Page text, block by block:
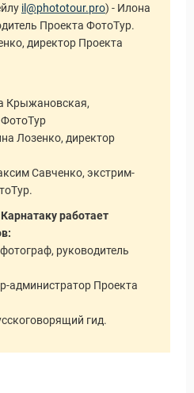
il@phototour.pro) - Илона
Проекта ФотоТур.
директор Проекта
Крыжановская,
Лозенко, директор
Савченко, экстрим-
работает
руководитель
администратор Проекта
гид.